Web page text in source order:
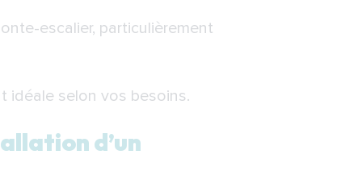
escalier, particulièrement
idéale selon vos besoins.
d’un